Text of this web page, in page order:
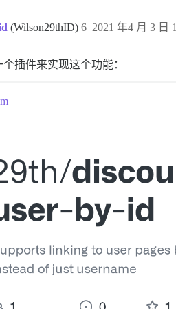
(Wilson29thID) 2021 年4 月 3 日
6
插件来实现这个功能：